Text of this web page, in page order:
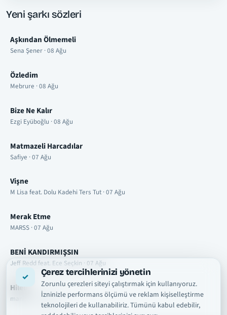
Çerez tercihlerinizi yönetin
Zorunlu çerezleri siteyi çalıştırmak için kullanıyoruz.
İzninizle performans ölçümü ve reklam kişiselleştirme
teknolojileri de kullanabiliriz. Tümünü kabul edebilir,
Yeni şarkı sözleri
Aşkından Ölmemeli
Sena Şener · 08 Ağu
Özledim
Mebrure · 08 Ağu
Bize Ne Kalır
Ezgi Eyüboğlu · 08 Ağu
Matmazeli Harcadılar
Safiye · 07 Ağu
Vişne
M Lisa feat. Dolu Kadehi Ters Tut · 07 Ağu
Merak Etme
MARSS · 07 Ağu
BENİ KANDIRMIŞSIN
Jeff Redd feat. Ece Seçkin · 07 Ağu
Hileli
manifest · 07 Ağu